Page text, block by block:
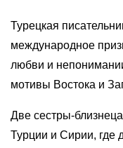
Турецкая
международное
любви и
мотивы Востока и
Две сестры-
Турции и Сирии, где